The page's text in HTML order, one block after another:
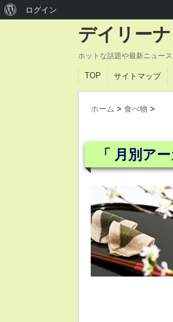
デイリー
ホットな話題や最新ニュー
TOP サイトマップ
ホーム > 食べ物 >
「 月別ア
ログイン